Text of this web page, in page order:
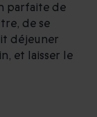
parfaite de
de se
déjeuner
et laisser le